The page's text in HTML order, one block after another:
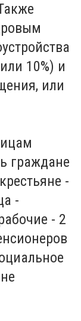
10%) и
или
граждане
-
-
- 2